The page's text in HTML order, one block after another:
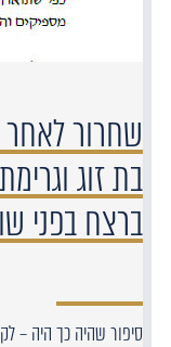
שחרור
בת זוג
ברצח בפני
סיפור שהיה כך היה –